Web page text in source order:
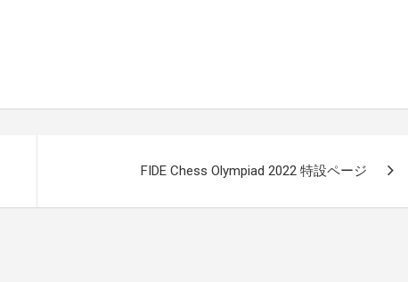
FIDE Chess Olympiad 2022 特設ページ